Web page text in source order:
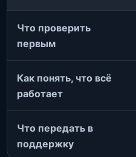
Что проверить
первым
Как понять, что всё
работает
Что передать в
поддержку